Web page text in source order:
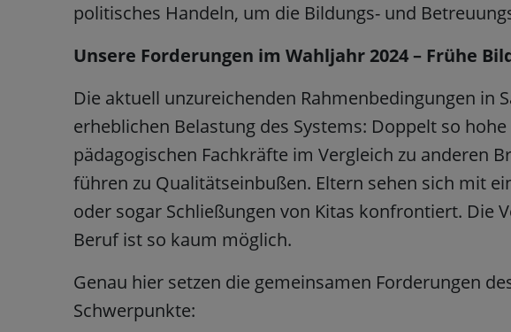
politisches Handeln, um die Bildungs- und
Unsere Forderungen im Wahljahr 2024 – Frühe
Die aktuell unzureichenden Rahmenbedingungen in
erheblichen Belastung des Systems: Doppelt so
pädagogischen Fachkräfte im Vergleich zu anderen
führen zu Qualitätseinbußen. Eltern sehen sich mit
oder sogar Schließungen von Kitas konfrontiert. Die
Beruf ist so kaum möglich.
Genau hier setzen die gemeinsamen Forderungen
Schwerpunkte: